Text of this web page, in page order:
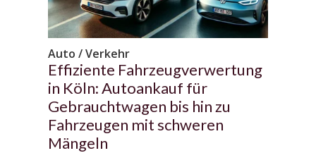
Auto / Verkehr
Effiziente Fahrzeugverwertung
in Köln: Autoankauf für
Gebrauchtwagen bis hin zu
Fahrzeugen mit schweren
Mängeln